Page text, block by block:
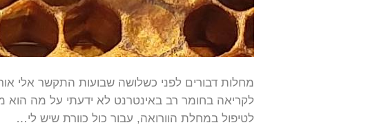
מחלות דבורים לפני כשלושה שבועות התקשר אלי
לקריאה בחומר רב באינטרנט לא ידעתי על מה הוא
לטיפול במחלת הוורואה, עבור כול כוורת שיש לי…